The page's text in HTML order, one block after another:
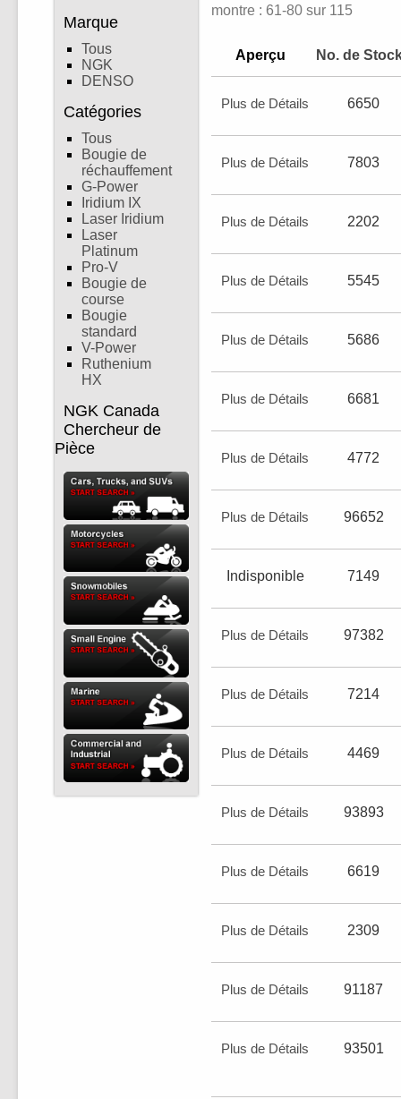
Marque
Tous
NGK
DENSO
Catégories
Tous
Bougie de
réchauffement
G-Power
Iridium IX
Laser Iridium
Laser
Platinum
Pro-V
Bougie de
course
Bougie
standard
V-Power
Ruthenium
HX
NGK Canada
Chercheur de
Pièce
montre : 61-80 sur 115
Aperçu No. de
Plus de Détails 6650
Plus de Détails 7803
Plus de Détails 2202
Plus de Détails 5545
Plus de Détails 5686
Plus de Détails 6681
Plus de Détails 4772
Plus de Détails 96652
Indisponible 7149
Plus de Détails 97382
Plus de Détails 7214
Plus de Détails 4469
Plus de Détails 93893
Plus de Détails 6619
Plus de Détails 2309
Plus de Détails 91187
Plus de Détails 93501